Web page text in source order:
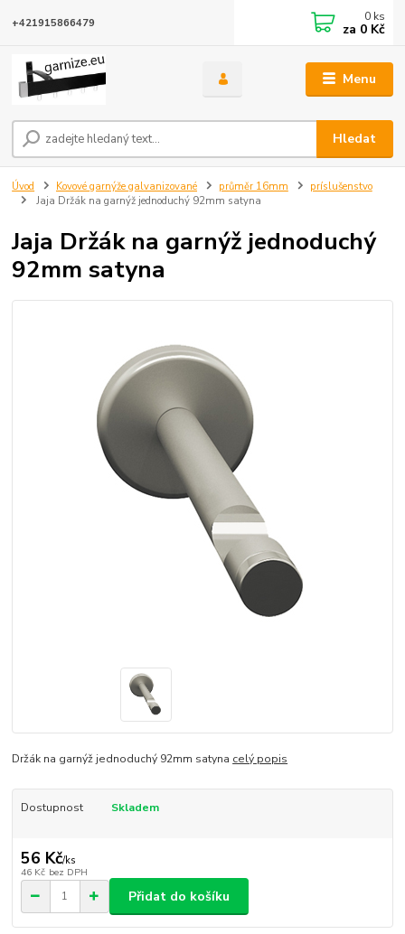
Menu
Hledat
+421915866479 0 ks
za 0 Kč
Úvod Kovové garnýže galvanizované průměr 16mm
príslušenstvo
Jaja Držák na garnýž jednoduchý 92mm satyna
Jaja Držák na garnýž jednoduchý
92mm satyna
Držák na garnýž jednoduchý 92mm satyna celý popis
Dostupnost Skladem
56 Kč/ks
46 Kč bez DPH
Přidat do košíku